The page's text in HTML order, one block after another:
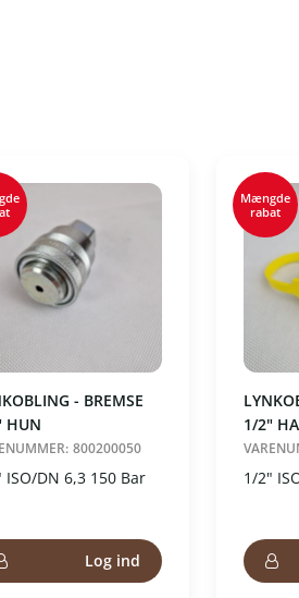
- BREMSE
HUN
800200050
ISO/DN 6,3 150 Bar
Log ind
Mængde
rabat
1/2"
1/2"